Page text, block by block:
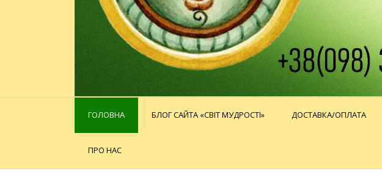
ГОЛОВНА БЛОГ САЙТА «СВІТ МУДРОСТІ» ДОСТАВКА/ОПЛАТА
ПРО НАС